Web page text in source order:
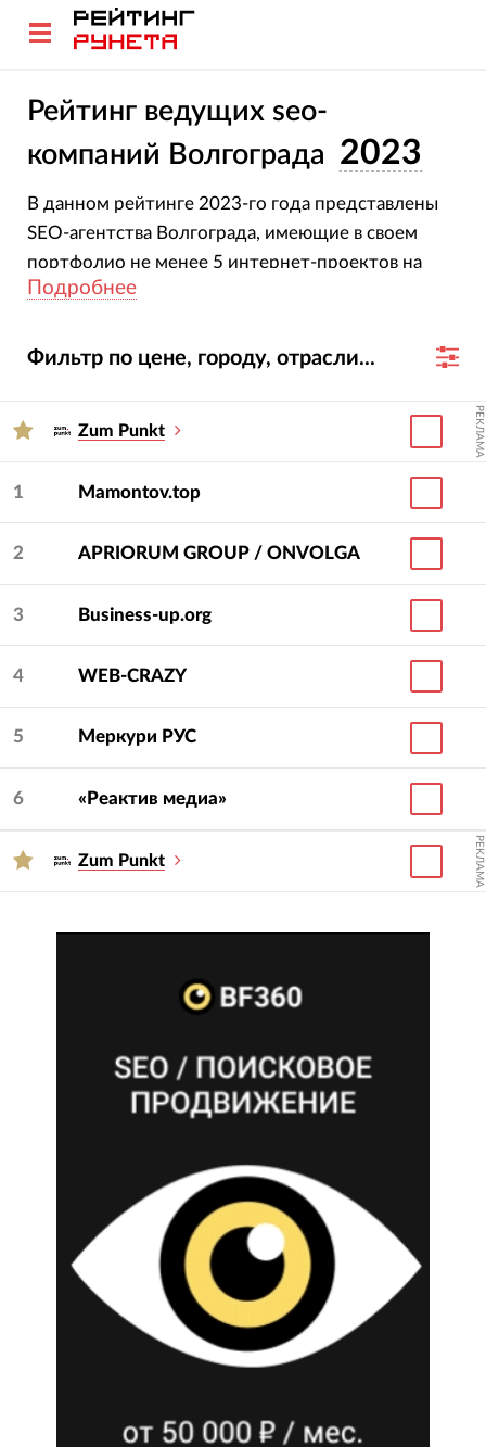
Рейтинг ведущих seo-
компаний Волгограда 2023
В данном рейтинге 2023-го года представлены
SEO-агентства Волгограда, имеющие в своем
портфолио не менее 5 интернет-проектов на
продвижении.
Подробнее
Фильтр по цене, городу, отрасли...
Zum Punkt РЕКЛАМА
1 Mamontov.top
2 APRIORUM GROUP / ONVOLGA
3 Business-up.org
4 WEB-CRAZY
5 Меркури РУС
6 «Реактив медиа»
Zum Punkt РЕКЛАМА